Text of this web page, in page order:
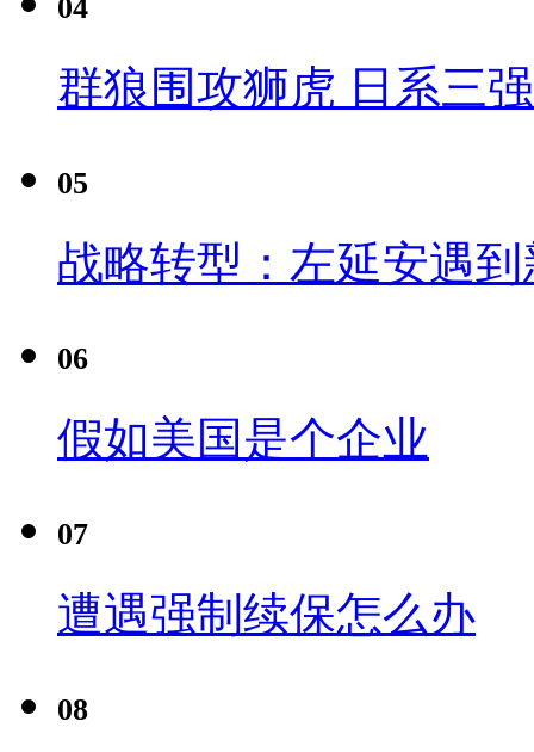
04
群狼围攻狮虎 日系三
05
战略转型：左延安遇
06
假如美国是个企业
07
遭遇强制续保怎么办
08